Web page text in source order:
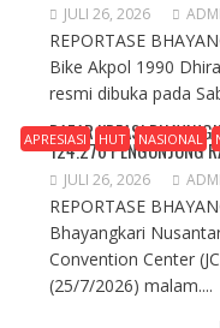
JULI 26, 2026
REPORTASE
Bike Akpol 1990
resmi dibuka pada
APRESIASI HUT NASIONAL
BAZAR KREASI
124.276 PENGUNJUNG
JULI 26, 2026
REPORTASE
Bhayangkari
Convention Center
(25/7/2026) malam....